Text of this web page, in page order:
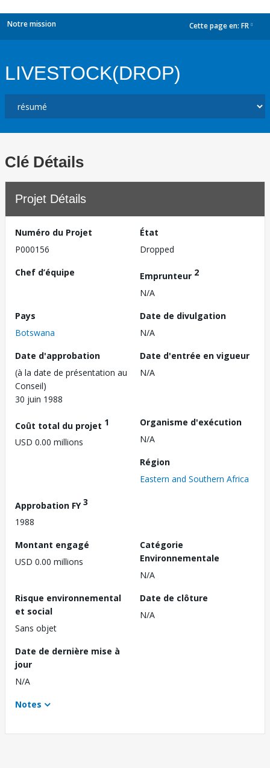
Notre mission Cette page en: FR
LIVESTOCK(DROP)
Clé Détails
Projet Détails
Numéro du Projet
P000156
État
Dropped
Chef d’équipe
Emprunteur 2
N/A
Pays
Botswana
Date de divulgation
N/A
Date d'approbation
(à la date de présentation au
Conseil)
30 juin 1988
Date d'entrée en vigueur
N/A
Coût total du projet 1
USD 0.00 millions
Organisme d'exécution
N/A
Région
Eastern and Southern Africa
Approbation FY3
1988
Montant engagé
USD 0.00 millions
Catégorie
Environnementale
N/A
Risque environnemental
et social
Sans objet
Date de clôture
N/A
Date de dernière mise à
jour
N/A
Notes